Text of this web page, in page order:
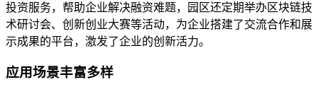
投资服务，帮助企业解决融资难题，园区还定期举办区块链技
术研讨会、创新创业大赛等活动，为企业搭建了交流合作和展
示成果的平台，激发了企业的创新活力。
应用场景丰富多样